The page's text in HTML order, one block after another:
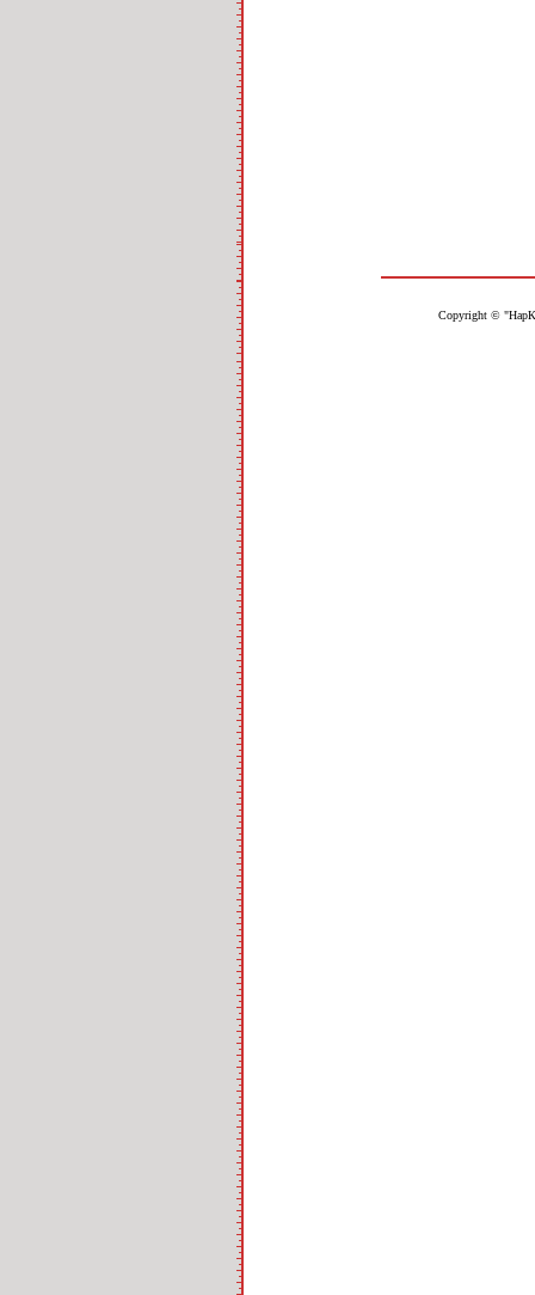
Copyright ©